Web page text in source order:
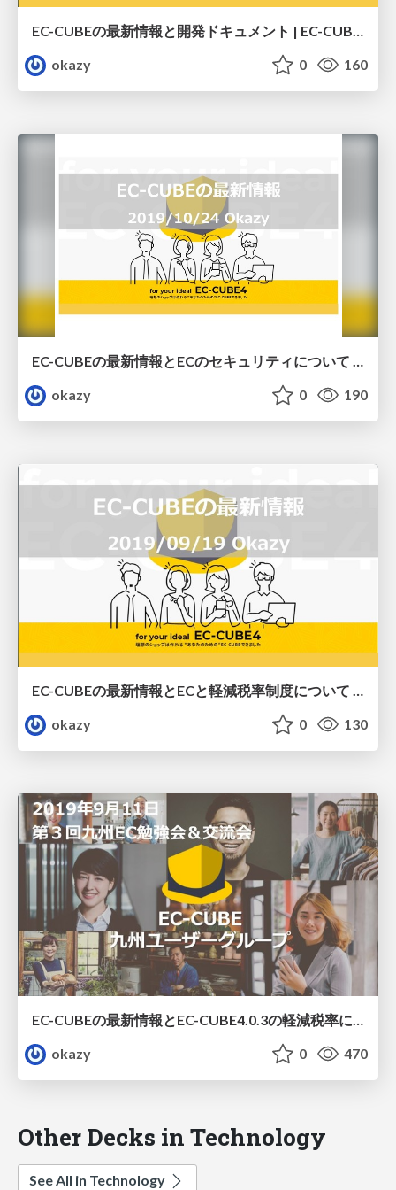
EC-CUBEの最新情報と開発ドキュメント | EC-CUBE関西UG（2019/11/21）
okazy
0 160
okazy
0 190
EC-CUBEの最新情報とECと軽減税率制度について | EC-CUBE関西UG（2019/09/19）
okazy
0 130
EC-CUBEの最新情報とEC-CUBE4.0.3の軽減税率について | EC-CUBE九州UG（2019/09/11）
okazy
0 470
Other Decks in Technology
See All in Technology